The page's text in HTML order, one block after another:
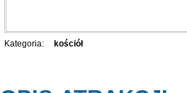
Kategoria: kościół